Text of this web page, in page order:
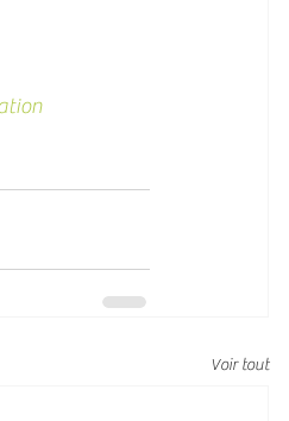
Voir tout